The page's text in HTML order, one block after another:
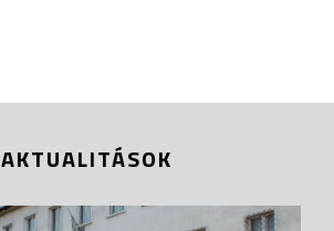
AKTUALITÁSOK